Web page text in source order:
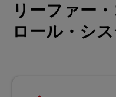
リーファー
ロール・シ